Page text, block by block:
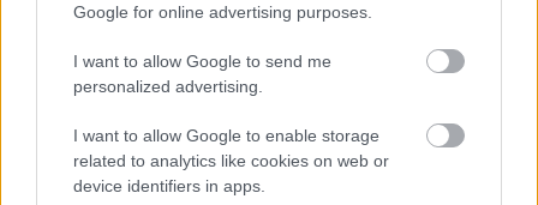
Google for online advertising purposes.
I want to allow Google to send me
personalized advertising.
I want to allow Google to enable storage
related to analytics like cookies on web or
device identifiers in apps.